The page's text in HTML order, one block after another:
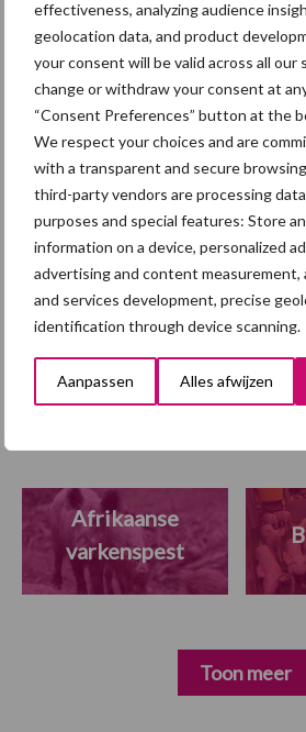
effectiveness, analyzing audience
geolocation data, and product
your consent will be valid across all our
change or withdraw your consent at
“Consent Preferences” button at the
We respect your choices and are
with a transparent and secure
third-party vendors are processing
purposes and special features: Store
information on a device, personalized
advertising and content measurement,
and services development, precise
identification through device scanning.
Aanpassen Alles afwijzen
nutriënten
daaruit?
Europese
op naar een
winstgevende
Themapagina
Diergezondheid Fokkerij
Afrikaanse
varkenspest
Toon meer